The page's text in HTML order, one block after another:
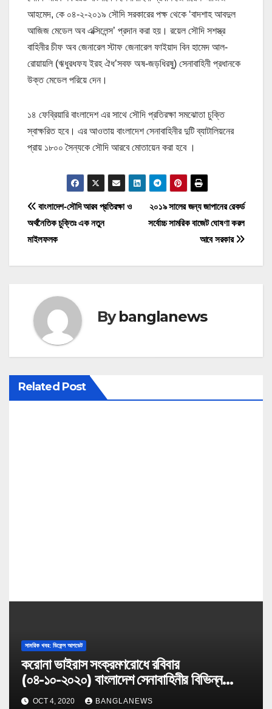
আহমেদ, কে ০৪-২-২০১৯ সৌদি সরকারের পক্ষ থেকে ‘বাদশাহ আবদুল
আজিজ মেডেল অব এক্সিলেন্স’ প্রদান করা হয়। রয়েল সৌদি সশস্ত্র
বাহিনীর চীফ অব জেনারেল স্টাফ জেনারেল ফাইয়াদ বিন হামেদ আল-
রোয়ায়লি (ঋধুরধফয ইরহ ঐধ’সবফ অষ-জড়ধিরষু) সেনাবাহিনী প্রধানকে
উক্ত মেডেল পরিয়ে দেন।
১৪ ফেব্রিয়ারি বাংলাদেশ এর সাথে সৌদি প্রতিরক্ষা সমঝোতা চুক্তি
স্বাক্ষরিত হবে। এর আওতায় বাংলাদেশ সেনাবাহিনীর দুটি ব্যাটালিয়নের
প্রায় ১৮০০ সৈন্যকে সৌদি আরবে মোতায়েন করা হবে ।
P
o
s
n
a
v
i
২০১৯ সালের জন্য জাপানের রেকর্ড
সর্বোচ্চ সামরিক বাজেট ঘোষণা করল
আবে সরকার
বাংলাদেশ-সৌদি আরব প্রতিরক্ষা ও
অর্থনৈতিক চুক্তিঃ এক নতুন
মাইলফলক
Bybanglanews
Related Post
সামরিক খবর: ডিফেন্স আপডেট
করোনা ভাইরাস সংক্রমণরোধে রবিবার
(০৪-১০-২০২০) বাংলাদেশ সেনাবাহিনীর বিভিন্ন
কার্যক্রম
OCT 4, 2020 BANGLANEWS